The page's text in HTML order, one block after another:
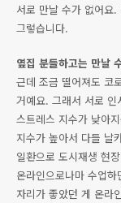
서로 만날 수가 없어요
그렇습니다.
옆집 분들하고는 만날
근데 조금 떨어져도 코
거예요. 그래서 서로
스트레스 지수가 낮아
지수가 높아서 다들 날
일환으로 도시재생 현
온라인으로나마 수업
자리가 좋았던 게 온라